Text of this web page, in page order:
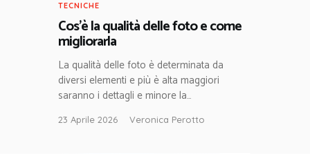
TECNICHE
Cos’è la qualità delle foto e come
migliorarla
La qualità delle foto è determinata da
diversi elementi e più è alta maggiori
saranno i dettagli e minore la…
23 Aprile 2026 Veronica Perotto